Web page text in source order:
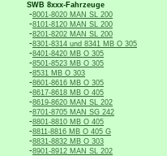
SWB 8xxx-Fahrzeuge
-8001-8020 MAN SL 200
-8101-8120 MAN SL 200
-8201-8202 MAN SL 200
-8301-8314 und 8341 MB O 305
-8401-8420 MB O 305
-8501-8523 MB O 305
-8531 MB O 303
-8601-8616 MB O 305
-8617-8618 MB O 405
-8619-8620 MAN SL 202
-8701-8705 MAN SG 242
-8801-8810 MB O 405
-8811-8816 MB O 405 G
-8831-8832 MB O 303
-8901-8912 MAN SL 202